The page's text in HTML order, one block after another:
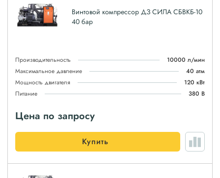
Винтовой компрессор ДЗ СИЛА СБВКБ-10
40 бар
Производительность
10000 л/мин
Максимальное давление
40 атм
Мощность двигателя
120 кВт
Питание
380 В
Цена по запросу
Купить